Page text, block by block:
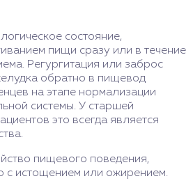
состояние,
пищи сразу или в течение
Регургитация или заброс
обратно в пищевод
на этапе нормализации
системы. У старшей
это всегда является
пищевого поведения,
с истощением или ожирением.